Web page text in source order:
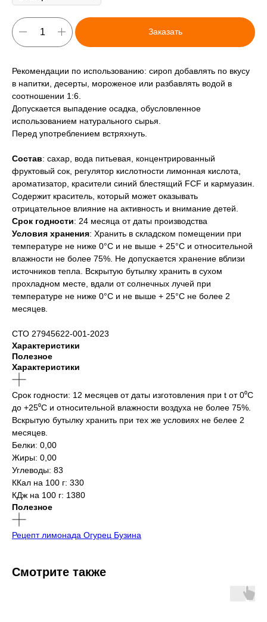
Заказать
Рекомендации по использованию: сироп добавлять по вкусу
в напитки, десерты, мороженое или разбавлять водой в
соотношении 1:6.
Допускается выпадение осадка, обусловленное
использованием натурального сырья.
Перед употреблением встряхнуть.
Состав: сахар, вода питьевая, концентрированный
фруктовый сок, регулятор кислотности лимонная кислота,
ароматизатор, красители синий блестящий FCF и кармуазин.
Содержит краситель, который может оказывать
отрицательное влияние на активность и внимание детей.
Срок годности: 24 месяца от даты производства
Условия хранения: Хранить в складском помещении при
температуре не ниже 0°С и не выше + 25°С и относительной
влажности не более 75%. Не допускается хранение вблизи
источников тепла. Вскрытую бутылку хранить в сухом
прохладном месте, вдали от солнечных лучей при
температуре не ниже 0°С и не выше + 25°С не более 2
месяцев.
СТО 27945622-001-2023
Характеристики
Полезное
Характеристики
Срок годности: 12 месяцев от даты изготовления при t от 0⁰С
до +25⁰С и относительной влажности воздуха не более 75%.
Вскрытую бутылку хранить при тех же условиях не белее 2
месяцев.
Белки: 0,00
Жиры: 0,00
Углеводы: 83
ККал на 100 г: 330
КДж на 100 г: 1380
Полезное
Рецепт лимонада Огурец Бузина
Смотрите также